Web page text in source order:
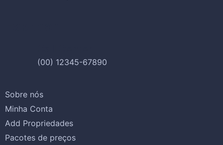
(00) 12345-67890
Sobre nós
Minha Conta
Add Propriedades
Pacotes de preços